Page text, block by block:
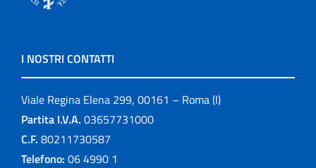
I NOSTRI CONTATTI
Viale Regina Elena 299, 00161 – Roma (I)
Partita I.V.A. 03657731000
C.F. 80211730587
Telefono: 06 4990 1